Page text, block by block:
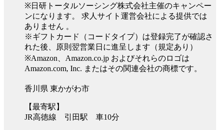
※日研トータルソーシング株式会社主催のキャンペー
ンになります。 求人サイト運営会社による提供では
ありません 。
※ギフトカード（コードタイプ）は登録完了が確認さ
れた後、原則翌営業日に進呈します（規定あり）
※Amazon、Amazon.co.jp およびそれらのロゴは
Amazon.com, Inc. またはその関連会社の商標です。
香川県 東かがわ市
【最寄駅】
JR高徳線 引田駅 車10分